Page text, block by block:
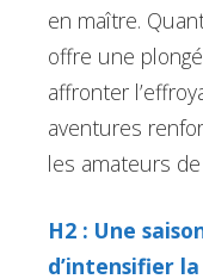
en maître.
offre une
affronter
aventures
les amateurs
H2 : Une
d’intensifier